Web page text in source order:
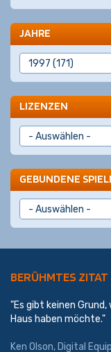
JAHRE
LIZENZEN
GEBUNDENE
BERÜHMTES ZITAT
"Es gibt keinen
Haus haben möchte."
Ken Olson, Digital